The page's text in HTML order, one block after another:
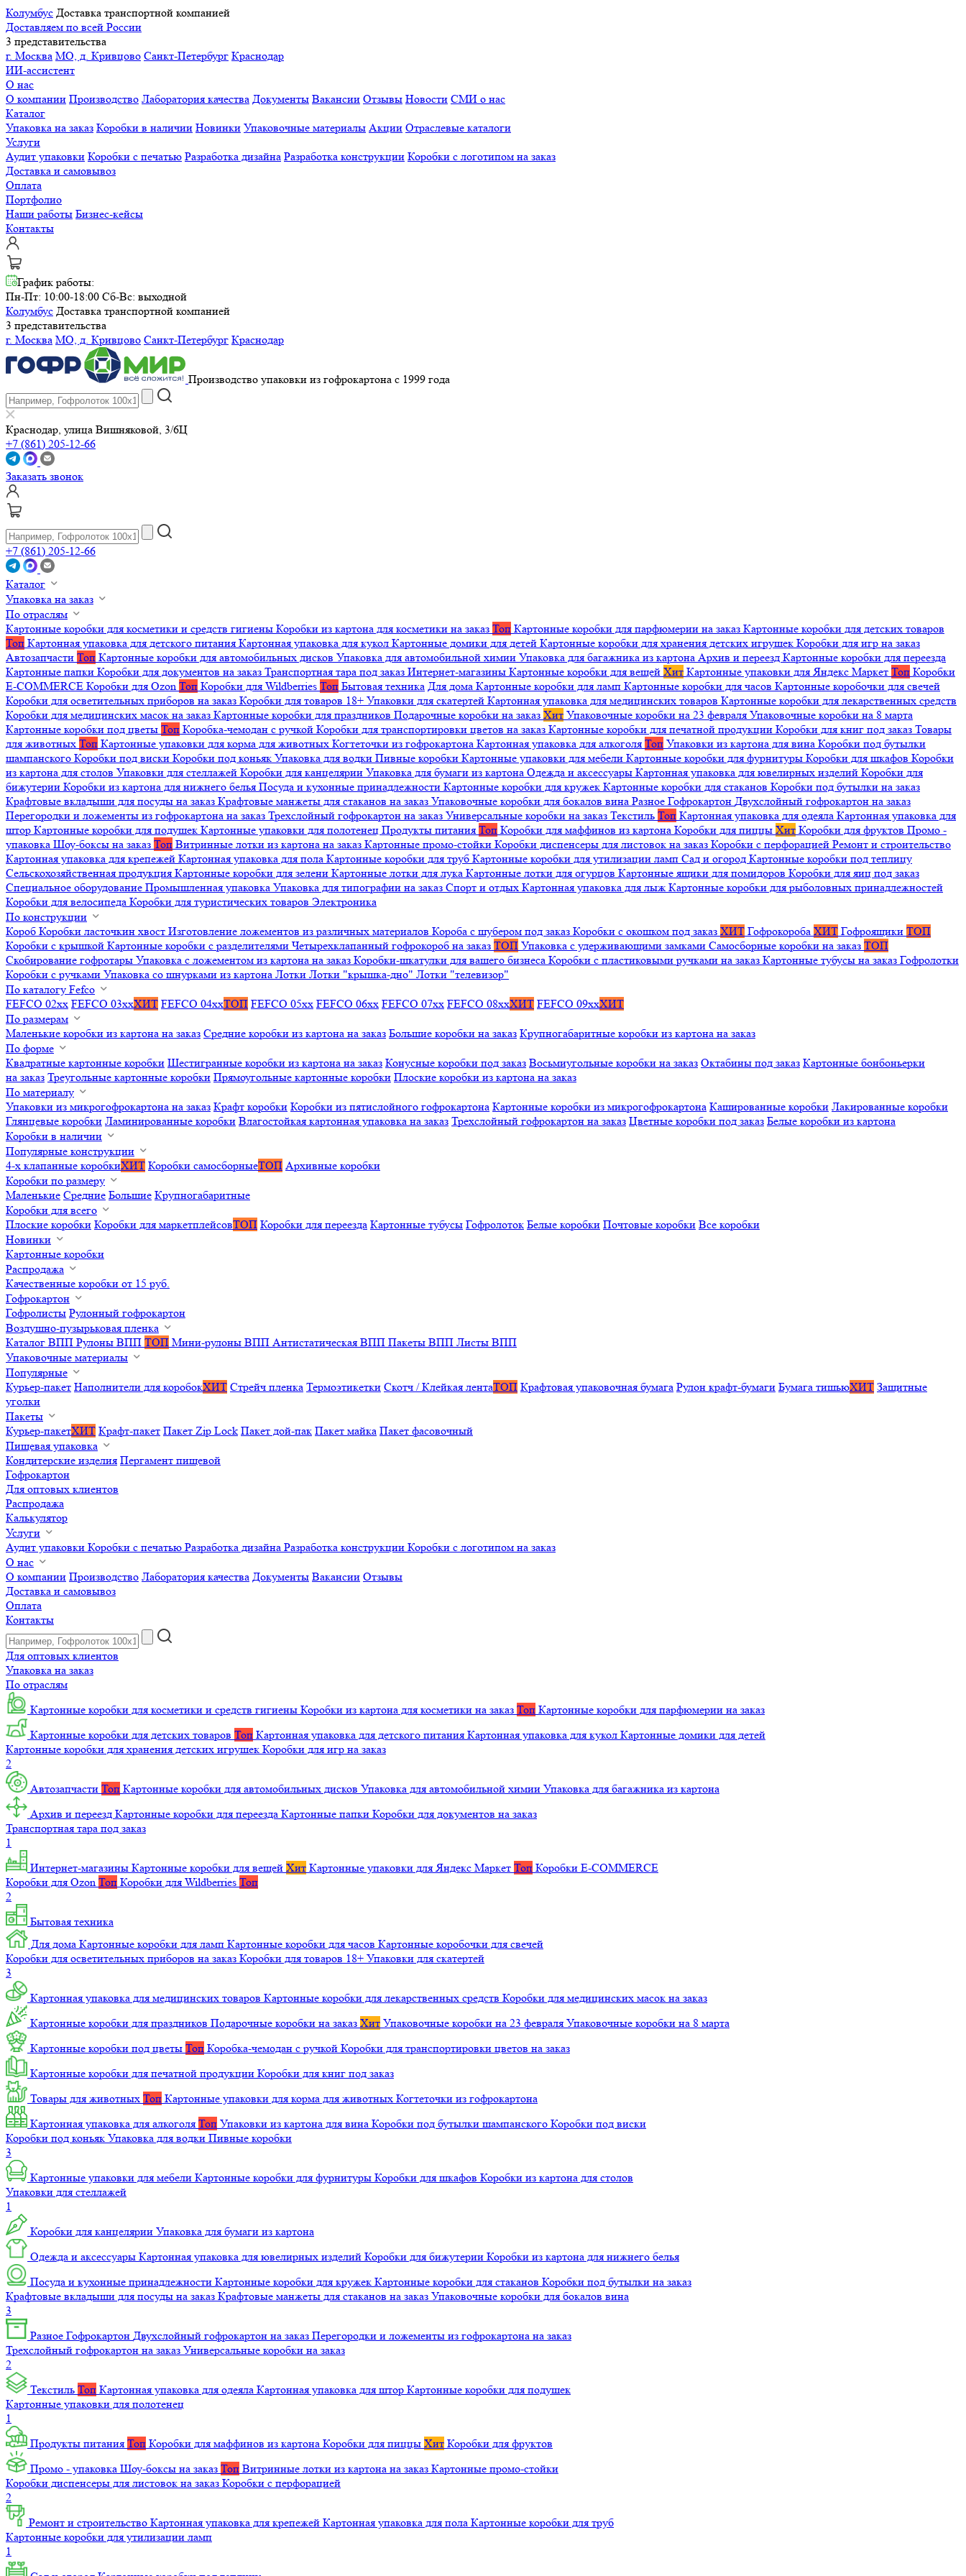
Колумбус Доставка транспортной компанией
Доставляем по всей России
3 представительства
г. Москва МО, д. Кривцово Санкт-Петербург Краснодар
ИИ-ассистент
О нас
О компании Производство Лаборатория качества Документы Вакансии Отзывы Новости СМИ о нас
Каталог
Упаковка на заказ Коробки в наличии Новинки Упаковочные материалы Акции Отраслевые каталоги
Услуги
Аудит упаковки Коробки с печатью Разработка дизайна Разработка конструкции Коробки с логотипом на заказ
Доставка и самовывоз
Оплата
Портфолио
Наши работы Бизнес-кейсы
Контакты
График работы:
Пн-Пт: 10:00-18:00 Сб-Вс: выходной
Колумбус Доставка транспортной компанией
3 представительства
г. Москва МО, д. Кривцово Санкт-Петербург Краснодар
Производство упаковки из гофрокартона с 1999 года
Краснодар, улица Вишняковой, 3/6Ц
+7 (861) 205-12-66
Заказать звонок
+7 (861) 205-12-66
Каталог
Упаковка на заказ
По отраслям
Картонные коробки для косметики и средств гигиены Коробки из картона для косметики на заказ Топ Картонные коробки для парфюмерии на заказ Картонные коробки для детских товаров
Топ Картонная упаковка для детского питания Картонная упаковка для кукол Картонные домики для детей Картонные коробки для хранения детских игрушек Коробки для игр на заказ
Автозапчасти Топ Картонные коробки для автомобильных дисков Упаковка для автомобильной химии Упаковка для багажника из картона Архив и переезд Картонные коробки для переезда
Картонные папки Коробки для документов на заказ Транспортная тара под заказ Интернет-магазины Картонные коробки для вещей Хит Картонные упаковки для Яндекс Маркет Топ Коробки
E-COMMERCE Коробки для Ozon Топ Коробки для Wildberries Топ Бытовая техника Для дома Картонные коробки для ламп Картонные коробки для часов Картонные коробочки для свечей
Коробки для осветительных приборов на заказ Коробки для товаров 18+ Упаковки для скатертей Картонная упаковка для медицинских товаров Картонные коробки для лекарственных средств
Коробки для медицинских масок на заказ Картонные коробки для праздников Подарочные коробки на заказ Хит Упаковочные коробки на 23 февраля Упаковочные коробки на 8 марта
Картонные коробки под цветы Топ Коробка-чемодан с ручкой Коробки для транспортировки цветов на заказ Картонные коробки для печатной продукции Коробки для книг под заказ Товары
для животных Топ Картонные упаковки для корма для животных Когтеточки из гофрокартона Картонная упаковка для алкоголя Топ Упаковки из картона для вина Коробки под бутылки
шампанского Коробки под виски Коробки под коньяк Упаковка для водки Пивные коробки Картонные упаковки для мебели Картонные коробки для фурнитуры Коробки для шкафов Коробки
из картона для столов Упаковки для стеллажей Коробки для канцелярии Упаковка для бумаги из картона Одежда и аксессуары Картонная упаковка для ювелирных изделий Коробки для
бижутерии Коробки из картона для нижнего белья Посуда и кухонные принадлежности Картонные коробки для кружек Картонные коробки для стаканов Коробки под бутылки на заказ
Крафтовые вкладыши для посуды на заказ Крафтовые манжеты для стаканов на заказ Упаковочные коробки для бокалов вина Разное Гофрокартон Двухслойный гофрокартон на заказ
Перегородки и ложементы из гофрокартона на заказ Трехслойный гофрокартон на заказ Универсальные коробки на заказ Текстиль Топ Картонная упаковка для одеяла Картонная упаковка для
штор Картонные коробки для подушек Картонные упаковки для полотенец Продукты питания Топ Коробки для маффинов из картона Коробки для пиццы Хит Коробки для фруктов Промо -
упаковка Шоу-боксы на заказ Топ Витринные лотки из картона на заказ Картонные промо-стойки Коробки диспенсеры для листовок на заказ Коробки с перфорацией Ремонт и строительство
Картонная упаковка для крепежей Картонная упаковка для пола Картонные коробки для труб Картонные коробки для утилизации ламп Сад и огород Картонные коробки под теплицу
Сельскохозяйственная продукция Картонные коробки для зелени Картонные лотки для лука Картонные лотки для огурцов Картонные ящики для помидоров Коробки для яиц под заказ
Специальное оборудование Промышленная упаковка Упаковка для типографии на заказ Спорт и отдых Картонная упаковка для лыж Картонные коробки для рыболовных принадлежностей
Коробки для велосипеда Коробки для туристических товаров Электроника
По конструкции
Короб Коробки ласточкин хвост Изготовление ложементов из различных материалов Короба с шубером под заказ Коробки с окошком под заказ ХИТ Гофрокороба ХИТ Гофроящики ТОП
Коробки с крышкой Картонные коробки с разделителями Четырехклапанный гофрокороб на заказ ТОП Упаковка с удерживающими замками Самосборные коробки на заказ ТОП
Скобирование гофротары Упаковка с ложементом из картона на заказ Коробки-шкатулки для вашего бизнеса Коробки с пластиковыми ручками на заказ Картонные тубусы на заказ Гофролотки
Коробки с ручками Упаковка со шнурками из картона Лотки Лотки "крышка-дно" Лотки "телевизор"
По каталогу Fefco
FEFCO 02xx FEFCO 03xxХИТ FEFCO 04xxТОП FEFCO 05xx FEFCO 06xx FEFCO 07xx FEFCO 08xxХИТ FEFCO 09xxХИТ
По размерам
Маленькие коробки из картона на заказ Средние коробки из картона на заказ Большие коробки на заказ Крупногабаритные коробки из картона на заказ
По форме
Квадратные картонные коробки Шестигранные коробки из картона на заказ Конусные коробки под заказ Восьмиугольные коробки на заказ Октабины под заказ Картонные бонбоньерки
на заказ Треугольные картонные коробки Прямоугольные картонные коробки Плоские коробки из картона на заказ
По материалу
Упаковки из микрогофрокартона на заказ Крафт коробки Коробки из пятислойного гофрокартона Картонные коробки из микрогофрокартона Кашированные коробки Лакированные коробки
Глянцевые коробки Ламинированные коробки Влагостойкая картонная упаковка на заказ Трехслойный гофрокартон на заказ Цветные коробки под заказ Белые коробки из картона
Коробки в наличии
Популярные конструкции
4-х клапанные коробкиХИТ Коробки самосборныеТОП Архивные коробки
Коробки по размеру
Маленькие Средние Большие Крупногабаритные
Коробки для всего
Плоские коробки Коробки для маркетплейсовТОП Коробки для переезда Картонные тубусы Гофролоток Белые коробки Почтовые коробки Все коробки
Новинки
Картонные коробки
Распродажа
Качественные коробки от 15 руб.
Гофрокартон
Гофролисты Рулонный гофрокартон
Воздушно-пузырьковая пленка
Каталог ВПП Рулоны ВПП ТОП Мини-рулоны ВПП Антистатическая ВПП Пакеты ВПП Листы ВПП
Упаковочные материалы
Популярные
Курьер-пакет Наполнители для коробокХИТ Стрейч пленка Термоэтикетки Скотч / Клейкая лентаТОП Крафтовая упаковочная бумага Рулон крафт-бумаги Бумага тишьюХИТ Защитные
уголки
Пакеты
Курьер-пакетХИТ Крафт-пакет Пакет Zip Lock Пакет дой-пак Пакет майка Пакет фасовочный
Пищевая упаковка
Кондитерские изделия Пергамент пищевой
Гофрокартон
Для оптовых клиентов
Распродажа
Калькулятор
Услуги
Аудит упаковки Коробки с печатью Разработка дизайна Разработка конструкции Коробки с логотипом на заказ
О нас
О компании Производство Лаборатория качества Документы Вакансии Отзывы
Доставка и самовывоз
Оплата
Контакты
Для оптовых клиентов
Упаковка на заказ
По отраслям
Картонные коробки для косметики и средств гигиены Коробки из картона для косметики на заказ Топ Картонные коробки для парфюмерии на заказ
Картонные коробки для детских товаров Топ Картонная упаковка для детского питания Картонная упаковка для кукол Картонные домики для детей
Картонные коробки для хранения детских игрушек Коробки для игр на заказ
2
Автозапчасти Топ Картонные коробки для автомобильных дисков Упаковка для автомобильной химии Упаковка для багажника из картона
Архив и переезд Картонные коробки для переезда Картонные папки Коробки для документов на заказ
Транспортная тара под заказ
1
Интернет-магазины Картонные коробки для вещей Хит Картонные упаковки для Яндекс Маркет Топ Коробки E-COMMERCE
Коробки для Ozon Топ Коробки для Wildberries Топ
2
Бытовая техника
Для дома Картонные коробки для ламп Картонные коробки для часов Картонные коробочки для свечей
Коробки для осветительных приборов на заказ Коробки для товаров 18+ Упаковки для скатертей
3
Картонная упаковка для медицинских товаров Картонные коробки для лекарственных средств Коробки для медицинских масок на заказ
Картонные коробки для праздников Подарочные коробки на заказ Хит Упаковочные коробки на 23 февраля Упаковочные коробки на 8 марта
Картонные коробки под цветы Топ Коробка-чемодан с ручкой Коробки для транспортировки цветов на заказ
Картонные коробки для печатной продукции Коробки для книг под заказ
Товары для животных Топ Картонные упаковки для корма для животных Когтеточки из гофрокартона
Картонная упаковка для алкоголя Топ Упаковки из картона для вина Коробки под бутылки шампанского Коробки под виски
Коробки под коньяк Упаковка для водки Пивные коробки
3
Картонные упаковки для мебели Картонные коробки для фурнитуры Коробки для шкафов Коробки из картона для столов
Упаковки для стеллажей
1
Коробки для канцелярии Упаковка для бумаги из картона
Одежда и аксессуары Картонная упаковка для ювелирных изделий Коробки для бижутерии Коробки из картона для нижнего белья
Посуда и кухонные принадлежности Картонные коробки для кружек Картонные коробки для стаканов Коробки под бутылки на заказ
Крафтовые вкладыши для посуды на заказ Крафтовые манжеты для стаканов на заказ Упаковочные коробки для бокалов вина
3
Разное Гофрокартон Двухслойный гофрокартон на заказ Перегородки и ложементы из гофрокартона на заказ
Трехслойный гофрокартон на заказ Универсальные коробки на заказ
2
Текстиль Топ Картонная упаковка для одеяла Картонная упаковка для штор Картонные коробки для подушек
Картонные упаковки для полотенец
1
Продукты питания Топ Коробки для маффинов из картона Коробки для пиццы Хит Коробки для фруктов
Промо - упаковка Шоу-боксы на заказ Топ Витринные лотки из картона на заказ Картонные промо-стойки
Коробки диспенсеры для листовок на заказ Коробки с перфорацией
2
Ремонт и строительство Картонная упаковка для крепежей Картонная упаковка для пола Картонные коробки для труб
Картонные коробки для утилизации ламп
1